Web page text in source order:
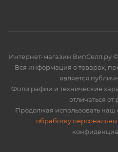
Интернет-магазин ВипСелл.ру
Вся информация о товарах,
является
Фотографии и технические
отличаться от
Продолжая использовать наш
обработку